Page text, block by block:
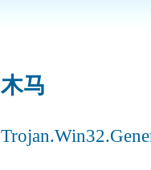
木马